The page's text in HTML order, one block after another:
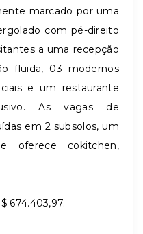
marcado por uma
com pé-direito
a uma recepção
fluida, 03 modernos
e um restaurante
As vagas de
em 2 subsolos, um
oferece cokitchen,
674.403,97.